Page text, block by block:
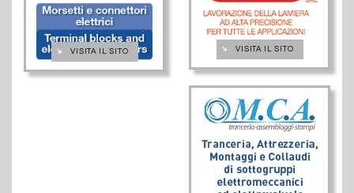
➔ VISITA IL SITO ➔ VISITA IL SITO